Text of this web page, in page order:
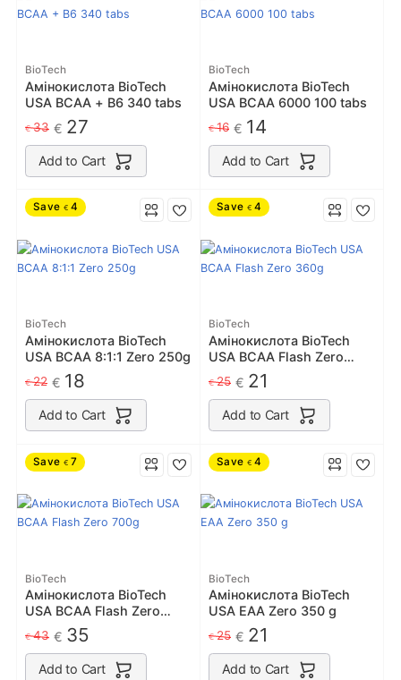
BioTech
Амінокислота BioTech
USA BCAA + B6 340 tabs
€33 € 27
Add to Cart
BioTech
Амінокислота BioTech
USA BCAA 6000 100 tabs
€16 € 14
Add to Cart
Save € 4
BioTech
Амінокислота BioTech
USA BCAA 8:1:1 Zero 250g
€22 € 18
Add to Cart
Save € 4
BioTech
Амінокислота BioTech
USA BCAA Flash Zero
€25 € 21
Add to Cart
Save € 7
BioTech
Амінокислота BioTech
USA BCAA Flash Zero
€43 € 35
Add to Cart
Save € 4
BioTech
Амінокислота BioTech
USA EAA Zero 350 g
€25 € 21
Add to Cart